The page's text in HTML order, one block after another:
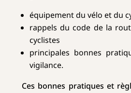
équipement du vélo et du
rappels du code de la
cyclistes
principales bonnes
vigilance.
Ces bonnes pratiques et